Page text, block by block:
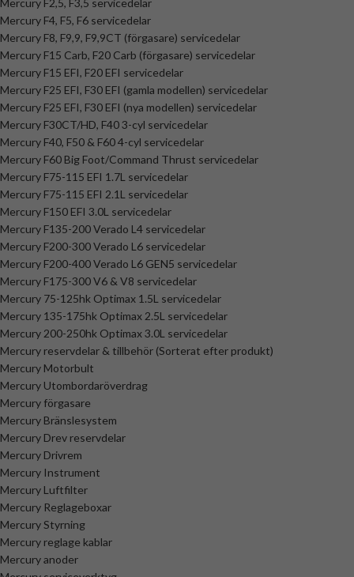
Mercury F2,5, F3,5 servicedelar
Mercury F4, F5, F6 servicedelar
Mercury F8, F9,9, F9,9CT (förgasare) servicedelar
Mercury F15 Carb, F20 Carb (förgasare) servicedelar
Mercury F15 EFI, F20 EFI servicedelar
Mercury F25 EFI, F30 EFI (gamla modellen) servicedelar
Mercury F25 EFI, F30 EFI (nya modellen) servicedelar
Mercury F30CT/HD, F40 3-cyl servicedelar
Mercury F40, F50 & F60 4-cyl servicedelar
Mercury F60 Big Foot/Command Thrust servicedelar
Mercury F75-115 EFI 1.7L servicedelar
Mercury F75-115 EFI 2.1L servicedelar
Mercury F150 EFI 3.0L servicedelar
Mercury F135-200 Verado L4 servicedelar
Mercury F200-300 Verado L6 servicedelar
Mercury F200-400 Verado L6 GEN5 servicedelar
Mercury F175-300 V6 & V8 servicedelar
Mercury 75-125hk Optimax 1.5L servicedelar
Mercury 135-175hk Optimax 2.5L servicedelar
Mercury 200-250hk Optimax 3.0L servicedelar
Mercury reservdelar & tillbehör (Sorterat efter produkt)
Mercury Motorbult
Mercury Utombordaröverdrag
Mercury förgasare
Mercury Bränslesystem
Mercury Drev reservdelar
Mercury Drivrem
Mercury Instrument
Mercury Luftfilter
Mercury Reglageboxar
Mercury Styrning
Mercury reglage kablar
Mercury anoder